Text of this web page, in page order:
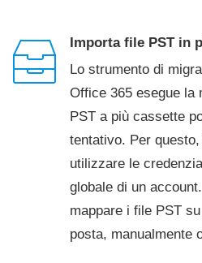
Importa file PST in
Lo strumento di
Office 365 esegue la
PST a più cassette
tentativo. Per
utilizzare le
globale di un
mappare i file PST
posta, manualmente